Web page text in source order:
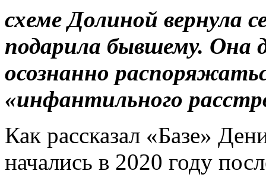
схеме Долиной вернула
подарила бывшему. Она
осознанно
«инфантильного
Как рассказал «Базе»
начались в 2020 году